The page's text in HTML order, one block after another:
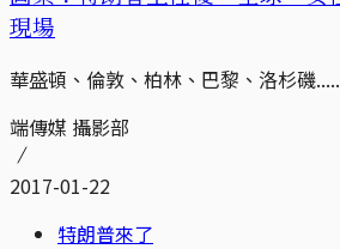
現場
華盛頓、倫敦、柏林、巴黎、洛杉磯
端傳媒 攝影部
2017-01-22
特朗普來了